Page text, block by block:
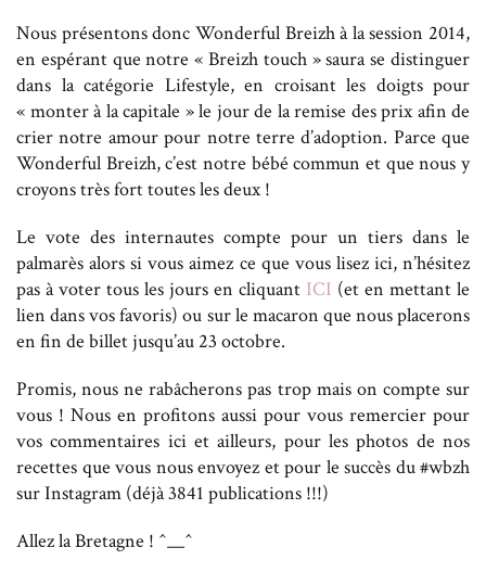
Nous présentons donc Wonderful Breizh à la session 2014,
en espérant que notre « Breizh touch » saura se distinguer
dans la catégorie Lifestyle, en croisant les doigts pour
« monter à la capitale » le jour de la remise des prix afin de
crier notre amour pour notre terre d’adoption. Parce que
Wonderful Breizh, c’est notre bébé commun et que nous y
croyons très fort toutes les deux !
Le vote des internautes compte pour un tiers dans le
palmarès alors si vous aimez ce que vous lisez ici, n’hésitez
pas à voter tous les jours en cliquant ICI (et en mettant le
lien dans vos favoris) ou sur le macaron que nous placerons
en fin de billet jusqu’au 23 octobre.
Promis, nous ne rabâcherons pas trop mais on compte sur
vous ! Nous en profitons aussi pour vous remercier pour
vos commentaires ici et ailleurs, pour les photos de nos
recettes que vous nous envoyez et pour le succès du #wbzh
sur Instagram (déjà 3841 publications !!!)
Allez la Bretagne ! ^__^